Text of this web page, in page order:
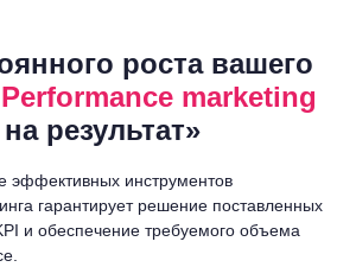
роста вашего
Performance marketing
результат»
эффективных инструментов
гарантирует решение поставленных
и обеспечение требуемого объема